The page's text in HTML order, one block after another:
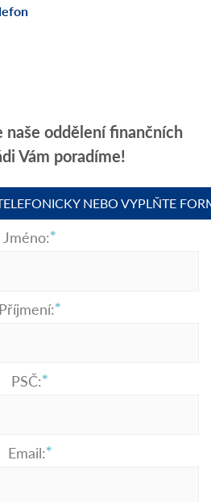
oddělení finančních
Vám poradíme!
NEBO VYPLŇTE
Jméno:
Příjmení:
PSČ:
Email: